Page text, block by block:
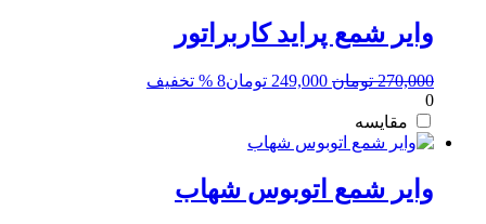
وایر شمع پراید کاربراتور
270,000 تومان قیمت
بود.
249,000 تومان8 % تخفیف
0
مقایسه
وایر شمع اتوبوس شهاب